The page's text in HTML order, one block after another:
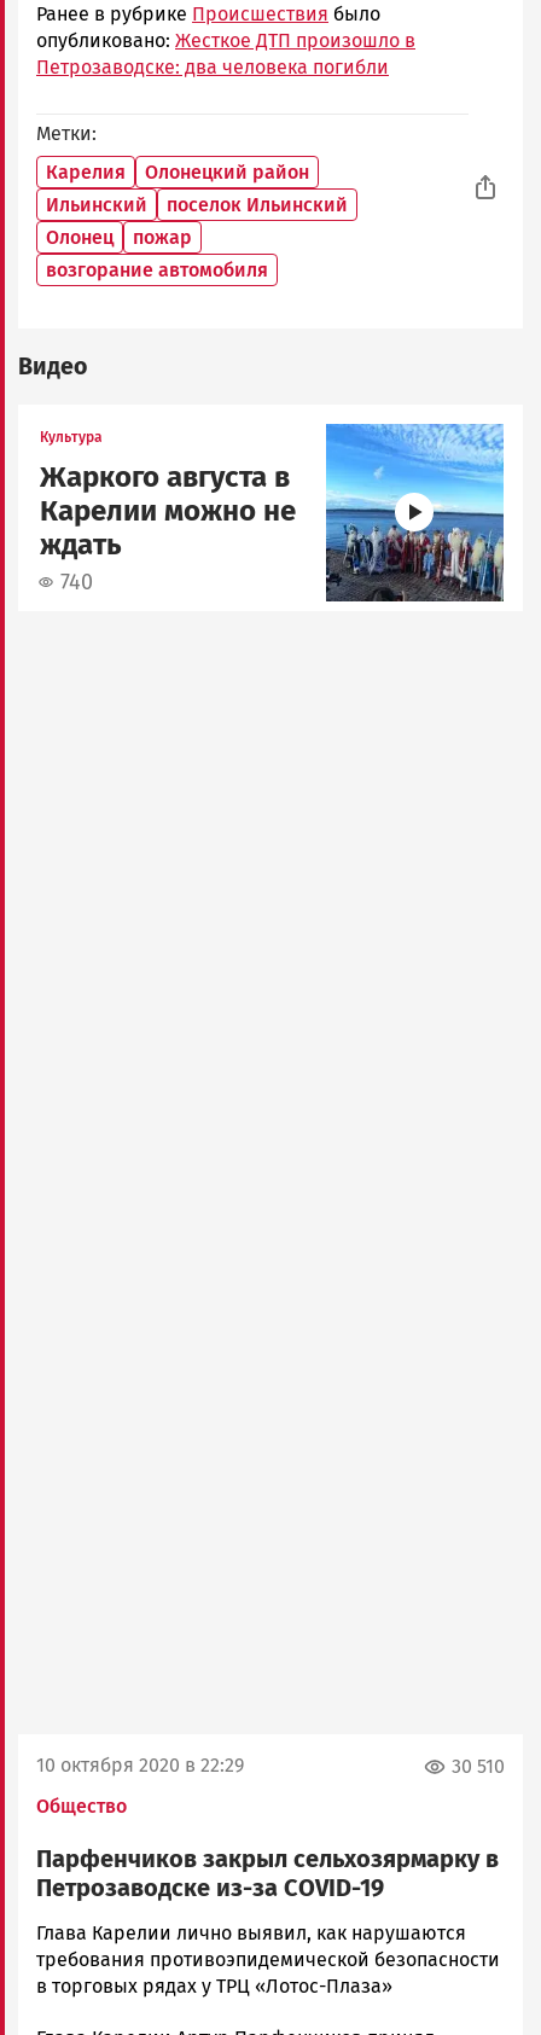
Ранее в рубрике Происшествия было
опубликовано: Жесткое ДТП произошло в
Петрозаводске: два человека погибли
Метки
Карелия
Олонецкий район
Ильинский
поселок Ильинский
Олонец
пожар
возгорание автомобиля
Видео
Культура
Жаркого августа в
Карелии можно не
ждать
740
Image
10 октября 2020 в 22:29
Общество
30 510
Парфенчиков закрыл сельхозярмарку в
Петрозаводске из-за COVID-19
Корректор
Новости
Петрозаводска
Глава Карелии лично выявил, как нарушаются
требования противоэпидемической безопасности
в торговых рядах у ТРЦ «Лотос-Плаза»